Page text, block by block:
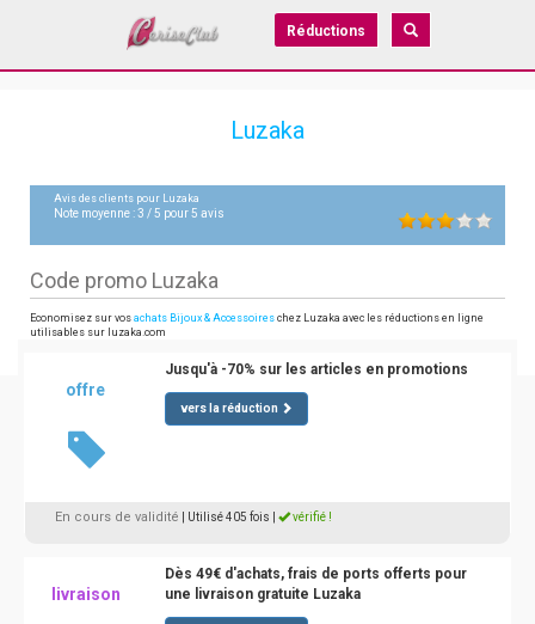
Réductions
Luzaka
Avis des clients pour Luzaka
Note moyenne :3 /5 pour5 avis
Code promo Luzaka
Economisez sur vos achats Bijoux & Accessoires chez Luzaka avec les réductions en ligne
utilisables sur luzaka.com
offre
Jusqu'à -70% sur les articles en promotions
vers la réduction
En cours de validité | Utilisé 405 fois vérifié !
livraison
Dès 49€ d'achats, frais de ports offerts pour
une livraison gratuite Luzaka